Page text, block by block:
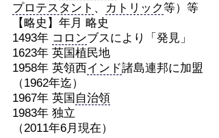
プロテスタント 、 カトリック等）等
【略史】年月 略史
1493年 コロンブスにより「発見」
1623年 英国植民地
1958年 英領西インド諸島連邦に加盟
（1962年迄）
1967年 英国 自治領
1983年 独立
（2011年6月現在）